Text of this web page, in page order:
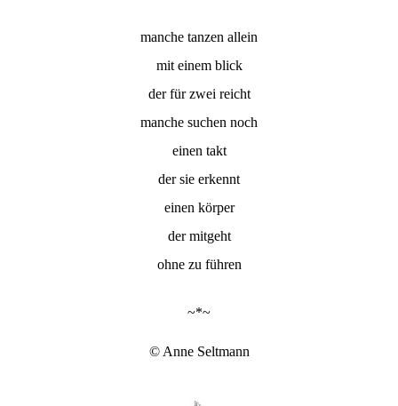
manche tanzen allein
mit einem blick
der für zwei reicht
manche suchen noch
einen takt
der sie erkennt
einen körper
der mitgeht
ohne zu führen
~*~
© Anne Seltmann